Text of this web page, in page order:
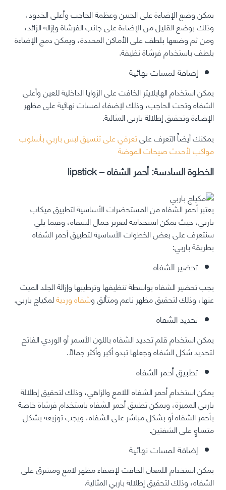
يمكن وضع الإضاءة على الجبين وعظمة الحاجب وأعلى الخدود،
وذلك بوضع القليل من الإضاءة على جانب الفرشاة وإزالة الزائد،
ومن ثم وضعها بلطف على الأماكن المحددة، ويمكن دمج الإضاءة
بلطف باستخدام فرشاة نظيفة.
إضافة لمسات نهائية
يمكن استخدام الهايلايتر الخافت على الزوايا الداخلية للعين وأعلى
الشفاه وتحت الحاجب، وذلك لإضفاء لمسات نهائية على مظهر
الإضاءة وتحقيق إطلالة باربي المثالية.
يمكنك أيضاً التعرف علىتعرفي على تنسيق لبس باربي بأسلوب
مواكب لأحدث صيحات الموضة
الخطوة السادسة: أحمر الشفاه – lipstick
يعتبر أحمر الشفاه من المستحضرات الأساسية لتطبيقميكاب
باربي، حيث يمكن استخدامه لتعزيز جمال الشفاه، وفيما يلي
سنتعرف على بعض الخطوات الأساسية لتطبيق أحمر الشفاه
بطريقة باربي:
تحضير الشفاه
يجب تحضير الشفاه بواسطة تنظيفها وترطيبها وإزالة الجلد الميت
عنها، وذلك لتحقيق مظهر ناعم ومتألق وشفاه ورديةلمكياج باربي.
تحديد الشفاه
يمكن استخدام قلم تحديد الشفاه باللون الأسمر أو الوردي الفاتح
لتحديد شكل الشفاه وجعلها تبدو أكبر وأكثر جمالًا.
تطبيق أحمر الشفاه
يمكن استخدام أحمر الشفاه اللامع والزاهي، وذلك لتحقيق إطلالة
باربي المميزة، ويمكن تطبيق أحمر الشفاه باستخدام فرشاة خاصة
بأحمر الشفاه أو بشكل مباشر على الشفاه، ويجب توزيعه بشكل
متساوٍ على الشفتين.
إضافة لمسات نهائية
يمكن استخدام اللمعان الخافت لإضفاء مظهر لامع ومشرق على
الشفاه، وذلك لتحقيق إطلالة باربي المثالية.